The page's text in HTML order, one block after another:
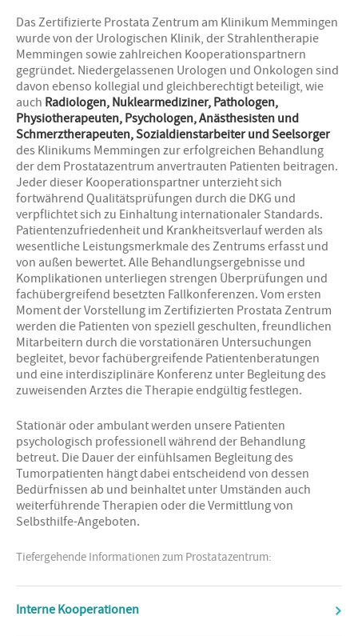
Das Zertifizierte Prostata Zentrum am Klinikum Memmingen
wurde von der Urologischen Klinik, der Strahlentherapie
Memmingen sowie zahlreichen Kooperationspartnern
gegründet. Niedergelassenen Urologen und Onkologen sind
davon ebenso kollegial und gleichberechtigt beteiligt, wie
auch Radiologen, Nuklearmediziner, Pathologen,
Physiotherapeuten, Psychologen, Anästhesisten und
Schmerztherapeuten, Sozialdienstarbeiter und Seelsorger
des Klinikums Memmingen zur erfolgreichen Behandlung
der dem Prostatazentrum anvertrauten Patienten beitragen.
Jeder dieser Kooperationspartner unterzieht sich
fortwährend Qualitätsprüfungen durch die DKG und
verpflichtet sich zu Einhaltung internationaler Standards.
Patientenzufriedenheit und Krankheitsverlauf werden als
wesentliche Leistungsmerkmale des Zentrums erfasst und
von außen bewertet. Alle Behandlungsergebnisse und
Komplikationen unterliegen strengen Überprüfungen und
fachübergreifend besetzten Fallkonferenzen. Vom ersten
Moment der Vorstellung im Zertifizierten Prostata Zentrum
werden die Patienten von speziell geschulten, freundlichen
Mitarbeitern durch die vorstationären Untersuchungen
begleitet, bevor fachübergreifende Patientenberatungen
und eine interdisziplinäre Konferenz unter Begleitung des
zuweisenden Arztes die Therapie endgültig festlegen.
Stationär oder ambulant werden unsere Patienten
psychologisch professionell während der Behandlung
betreut. Die Dauer der einfühlsamen Begleitung des
Tumorpatienten hängt dabei entscheidend von dessen
Bedürfnissen ab und beinhaltet unter Umständen auch
weiterführende Therapien oder die Vermittlung von
Selbsthilfe-Angeboten.
Tiefergehende Informationen zum Prostatazentrum:
Interne Kooperationen